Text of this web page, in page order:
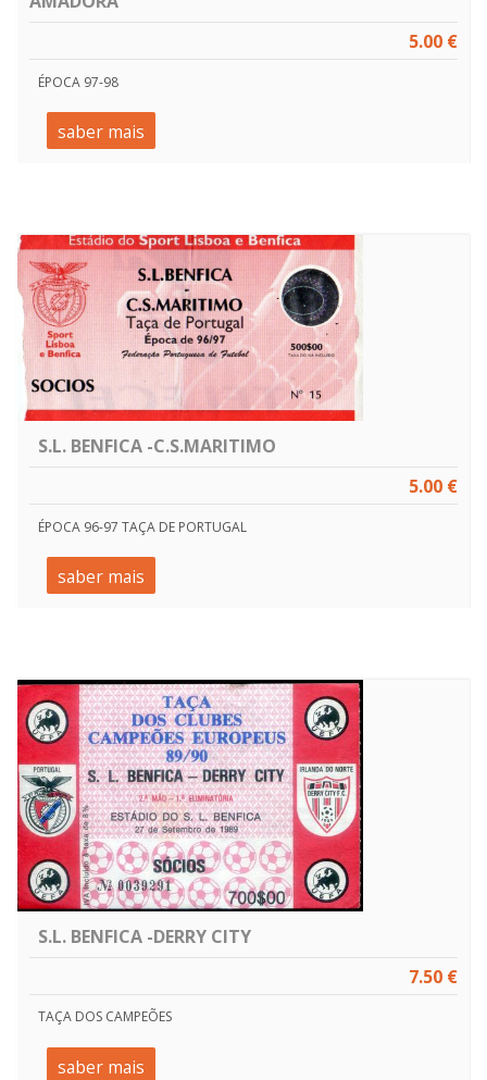
5.00 €
ÉPOCA 97-98
saber mais
S.L. BENFICA -C.S.MARITIMO
5.00 €
ÉPOCA 96-97 TAÇA DE PORTUGAL
saber mais
S.L. BENFICA -DERRY CITY
7.50 €
TAÇA DOS CAMPEÕES
saber mais